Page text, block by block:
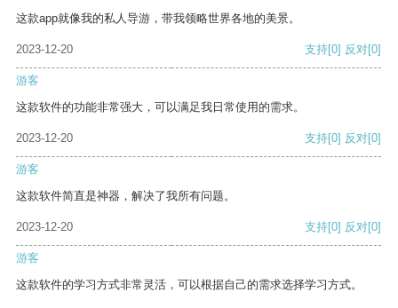
这款app就像我的私人导游，带我领略世界各地的美景。
2023-12-20 支持[0] 反对[0]
游客
这款软件的功能非常强大，可以满足我日常使用的需求。
2023-12-20 支持[0] 反对[0]
游客
这款软件简直是神器，解决了我所有问题。
2023-12-20 支持[0] 反对[0]
游客
这款软件的学习方式非常灵活，可以根据自己的需求选择学习方式。